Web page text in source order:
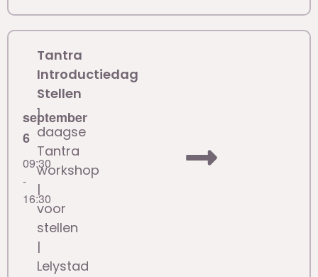
september
6
09:30
-
16:30
Tantra
Introductiedag
Stellen
1
daagse
Tantra
workshop
|
voor
stellen
|
Lelystad